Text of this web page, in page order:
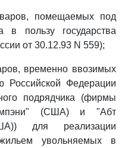
помещаемых под
в пользу государства
от 30.12.93 N 559);
временно ввозимых
Российской Федерации
подрядчика (фирмы
(США) и "Абт
для реализации
увольняемых в